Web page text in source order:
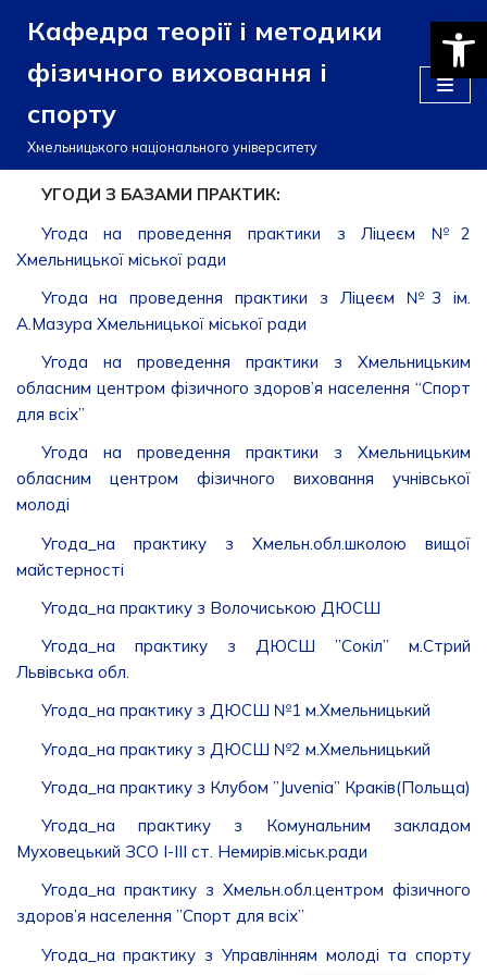
Перейти
до
вмісту
Кафедра теорії і методики
фізичного виховання і
спорту
Хмельницького національного університету
УГОДИ З БАЗАМИ ПРАКТИК:
Угода на проведення практики з Ліцеєм №2
Хмельницької міської ради
Угода на проведення практики з Ліцеєм №3 ім.
А.Мазура Хмельницької міської ради
Угода на проведення практики з Хмельницьким
обласним центром фізичного здоров’я населення “Спорт
для всіх”
Угода на проведення практики з Хмельницьким
обласним центром фізичного виховання учнівської
молоді
Угода_на практику з Хмельн.обл.школою вищої
майстерності
Угода_на практику з Волочиською ДЮСШ
Угода_на практику з ДЮСШ ’’Сокіл’’ м.Стрий
Львівська обл.
Угода_на практику з ДЮСШ №1 м.Хмельницький
Угода_на практику з ДЮСШ №2 м.Хмельницький
Угода_на практику з Клубом ’’Juvenia’’ Краків(Польща)
Угода_на практику з Комунальним закладом
Муховецький ЗСО І-ІІІ ст. Немирів.міськ.ради
Угода_на практику з Хмельн.обл.центром фізичного
здоров’я населення ’’Спорт для всіх’’
Угода_на практику з Управлінням молоді та спорту